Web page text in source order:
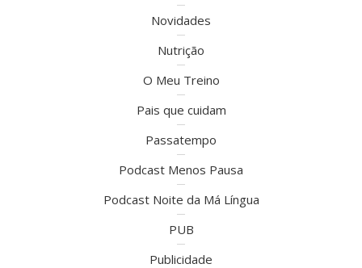
Novidades
Nutrição
O Meu Treino
Pais que cuidam
Passatempo
Podcast Menos Pausa
Podcast Noite da Má Língua
PUB
Publicidade